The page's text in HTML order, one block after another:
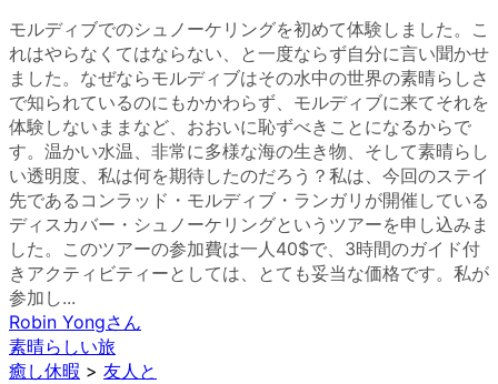
モルディブでのシュノーケリングを初めて体験しました。こ
れはやらなくてはならない、と一度ならず自分に言い聞かせ
ました。なぜならモルディブはその水中の世界の素晴らしさ
で知られているのにもかかわらず、モルディブに来てそれを
体験しないままなど、おおいに恥ずべきことになるからで
す。温かい水温、非常に多様な海の生き物、そして素晴らし
い透明度、私は何を期待したのだろう？私は、今回のステイ
先であるコンラッド・モルディブ・ランガリが開催している
ディスカバー・シュノーケリングというツアーを申し込みま
した。このツアーの参加費は一人40$で、3時間のガイド付
きアクティビティーとしては、とても妥当な価格です。私が
参加し...
Robin Yongさん
素晴らしい旅
癒し休暇 > 友人と